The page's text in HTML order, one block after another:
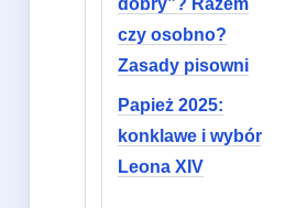
dobry”? Razem
czy osobno?
Zasady pisowni
Papież 2025:
konklawe i wybór
Leona XIV